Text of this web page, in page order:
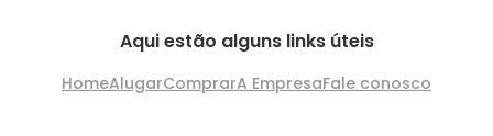
Aqui estão alguns links úteis
HomeAlugarComprarA EmpresaFale conosco